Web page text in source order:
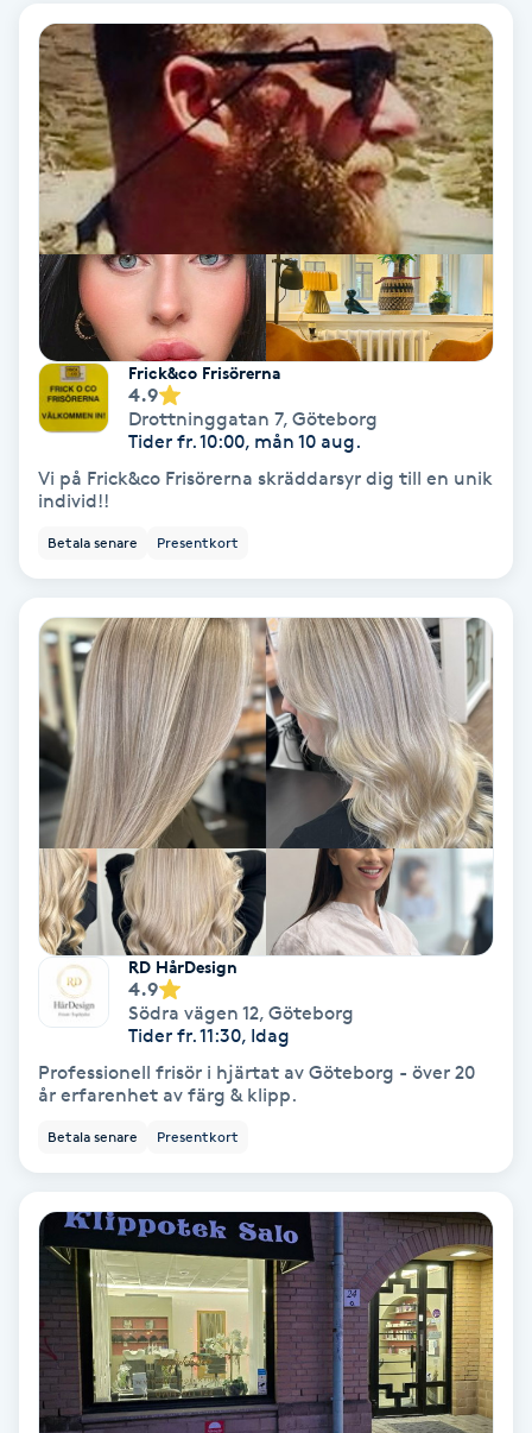
Faceliftmassage
Fet hårbotten
Fettreducering
Fibromassage
Fotmassage
Fotsvamp
Fotvård
Fransborttagning
Fransfärgning
Fransförlängning
Fransförlängning Megavolym
Fransförlängning Volym
Fransk manikyr
Fransrengöring
Frekvensterapi
Friskvårdsmassage
Frisör
Funktionsanalys
Frick&co Frisörerna
4.9
Drottninggatan 7, Göteborg
Tider fr. 10:00, mån 10 aug.
Vi på Frick&co Frisörerna skräddarsyr dig till en unik
individ!!
Betala senare Presentkort
RD HårDesign
4.9
Södra vägen 12, Göteborg
Tider fr. 11:30, Idag
Professionell frisör i hjärtat av Göteborg - över 20
år erfarenhet av färg & klipp.
Betala senare Presentkort